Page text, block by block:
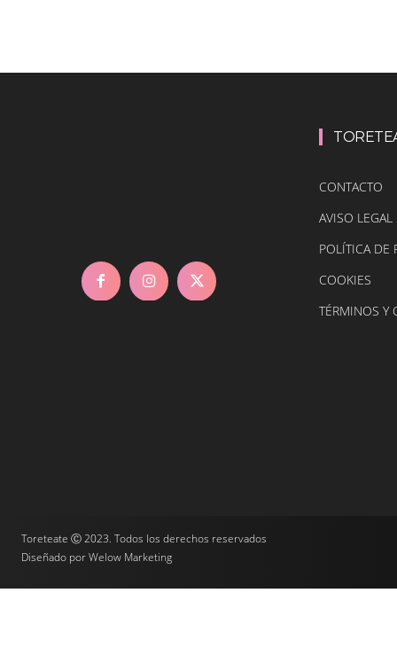
CONTACTO
AVISO LEGAL
POLÍTICA DE
COOKIES
TÉRMINOS Y
Toreteate Ⓒ 2023. Todos los derechos reservados
Diseñado porWelow Marketing